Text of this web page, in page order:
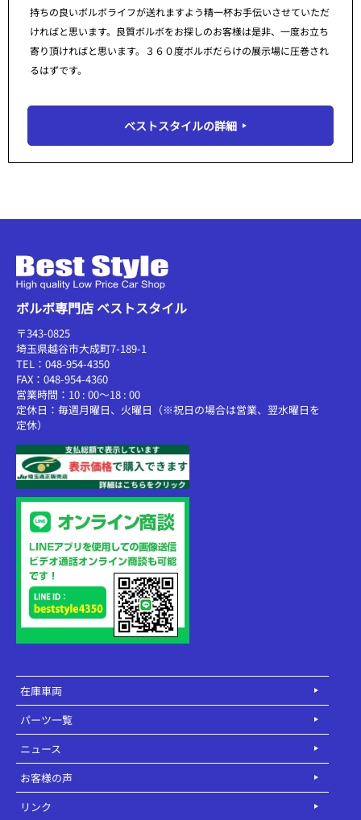
持ちの良いボルボライフが送れますよう精一杯お手伝いさせていただ
ければと思います。良質ボルボをお探しのお客様は是非、一度お立ち
寄り頂ければと思います。３６０度ボルボだらけの展示場に圧巻され
るはずです。
ベストスタイルの詳細
ボルボ専門店 ベストスタイル
〒343-0825
埼玉県越谷市大成町7-189-1
TEL：048-954-4350
FAX：048-954-4360
営業時間：10 : 00～18 : 00
定休日：毎週月曜日、火曜日（※祝日の場合は営業、翌水曜日を
定休）
在庫車両
パーツ一覧
ニュース
お客様の声
リンク